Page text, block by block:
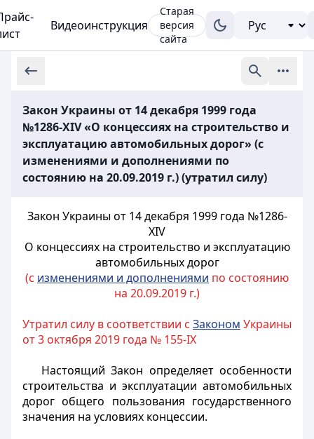
Видеоинструкция
Старая
версия
сайта
Закон Украины от 14 декабря 1999 года
№1286-XIV «О концессиях на строительство и
эксплуатацию автомобильных дорог» (с
изменениями и дополнениями по
состоянию на 20.09.2019 г.) (утратил силу)
Закон Украины от 14 декабря 1999 года №1286-
XIV
О концессиях на строительство и эксплуатацию
автомобильных дорог
(с изменениями и дополнениями по состоянию
на 20.09.2019 г.)
Утратил силу в соответствии с Законом Украины
от 3 октября 2019 года № 155-IX
Настоящий Закон определяет особенности
строительства и эксплуатации автомобильных
дорог общего пользования государственного
значения на условиях концессии.